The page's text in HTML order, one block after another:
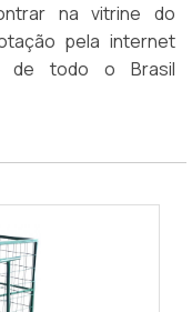
na vitrine do
pela internet
de todo o Brasil